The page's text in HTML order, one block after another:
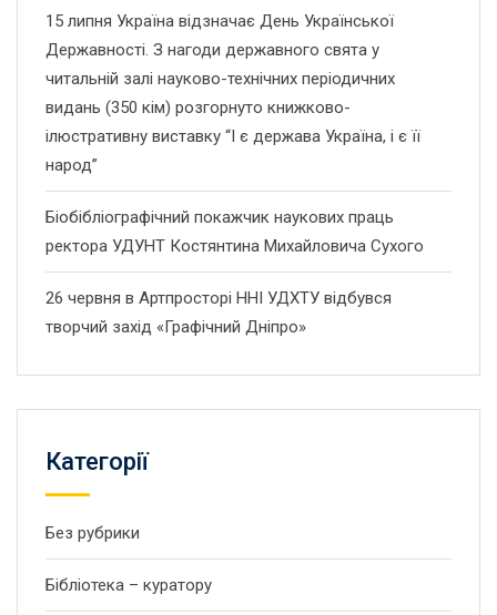
15 липня Україна відзначає День Української
Державності. З нагоди державного свята у
читальній залі науково-технічних періодичних
видань (350 кім) розгорнуто книжково-
ілюстративну виставку “І є держава Україна, і є її
народ”
Біобібліографічний покажчик наукових праць
ректора УДУНТ Костянтина Михайловича Сухого
26 червня в Артпросторі ННІ УДХТУ відбувся
творчий захід «Графічний Дніпро»
Категорії
Без рубрики
Бібліотека – куратору